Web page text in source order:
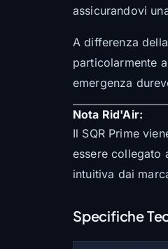
assicurandovi
A differenza
particolarmente
emergenza
Nota Rid'Air:
Il SQR Prime
essere collegato
intuitiva dai
Specifiche